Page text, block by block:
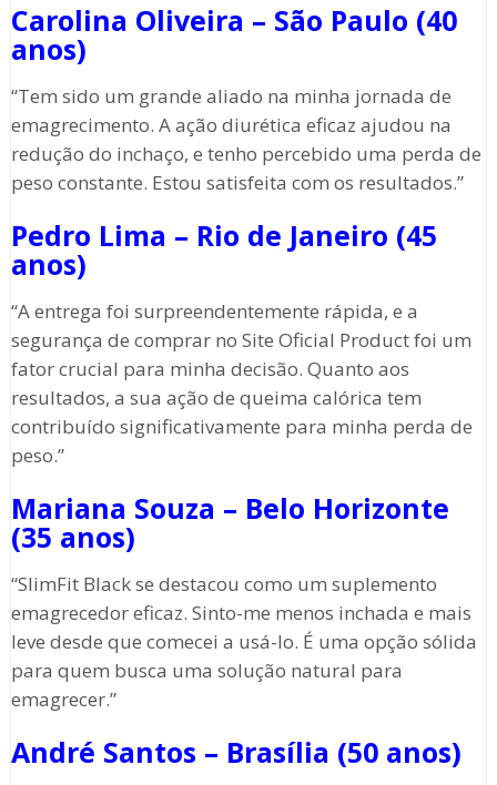
Carolina Oliveira – São Paulo (40
anos)
“Tem sido um grande aliado na minha jornada de
emagrecimento. A ação diurética eficaz ajudou na
redução do inchaço, e tenho percebido uma perda de
peso constante. Estou satisfeita com os resultados.”
Pedro Lima – Rio de Janeiro (45
anos)
“A entrega foi surpreendentemente rápida, e a
segurança de comprar no Site Oficial Product foi um
fator crucial para minha decisão. Quanto aos
resultados, a sua ação de queima calórica tem
contribuído significativamente para minha perda de
peso.”
Mariana Souza – Belo Horizonte
(35 anos)
“SlimFit Black se destacou como um suplemento
emagrecedor eficaz. Sinto-me menos inchada e mais
leve desde que comecei a usá-lo. É uma opção sólida
para quem busca uma solução natural para
emagrecer.”
André Santos – Brasília (50 anos)